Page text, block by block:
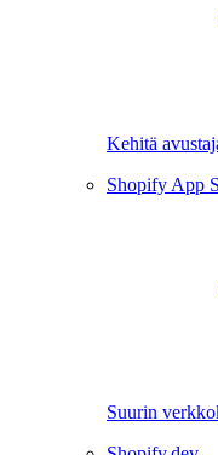
Kehitä
Shopify App
Suurin